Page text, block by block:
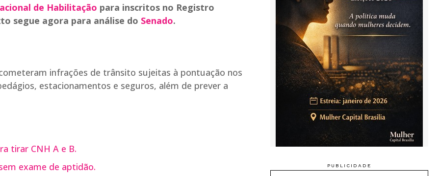
de Habilitação para inscritos no Registro
segue agora para análise do Senado.
infrações de trânsito sujeitas à pontuação nos
estacionamentos e seguros, além de prever a
tirar CNH A e B.
exame de aptidão.